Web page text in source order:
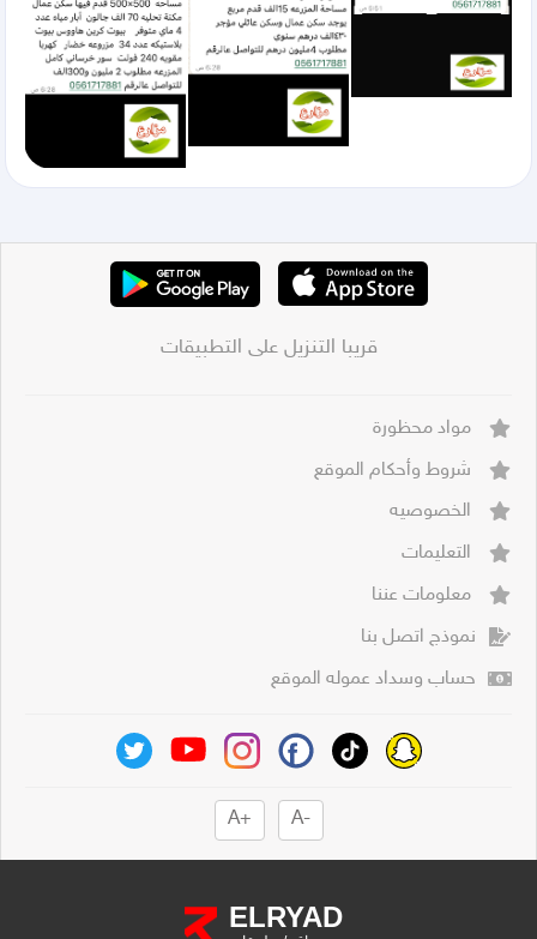
قريبا التنزيل على التطبيقات
مواد محظورة
شروط وأحكام الموقع
الخصوصيه
التعليمات
معلومات عننا
نموذج اتصل بنا
حساب وسداد عموله الموقع
-A
+A
ELRYAD